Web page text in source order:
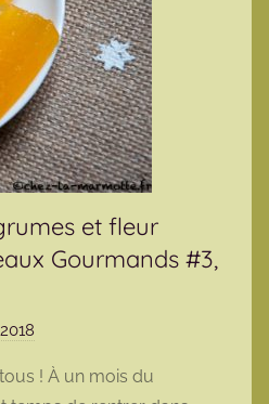
et fleur
Gourmands #3,
! À un mois du